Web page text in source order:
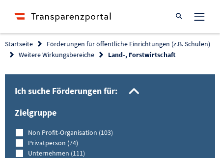
Suche öffnen
Startseite
Förderungen für öffentliche Einrichtungen (z.B. Schulen)
Weitere Wirkungsbereiche
Land-, Forstwirtschaft
Ich suche Förderungen für:
Zielgruppe
Non Profit-Organisation (103)
Privatperson (74)
Unternehmen (111)